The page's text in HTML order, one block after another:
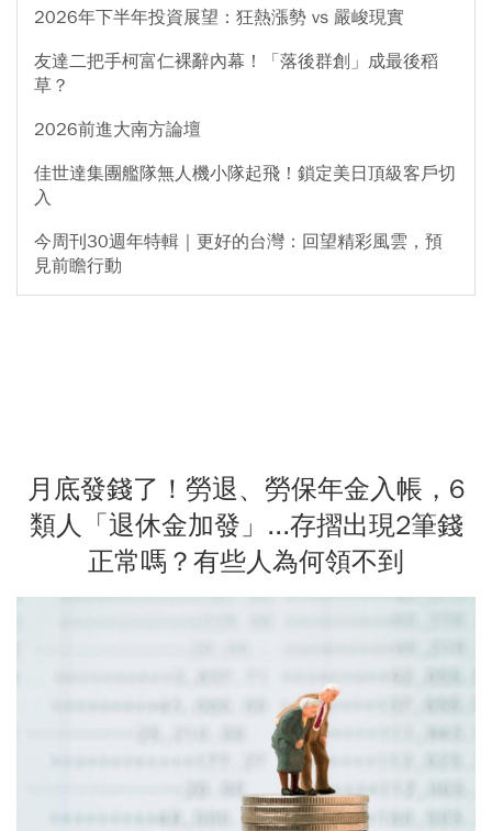
2026年下半年投資展望：狂熱漲勢 vs 嚴峻現實
友達二把手柯富仁裸辭內幕！「落後群創」成最後稻
草？
2026前進大南方論壇
佳世達集團艦隊無人機小隊起飛！鎖定美日頂級客戶切
入
今周刊30週年特輯｜更好的台灣：回望精彩風雲，預
見前瞻行動
月底發錢了！勞退、勞保年金入帳，6
類人「退休金加發」...存摺出現2筆錢
正常嗎？有些人為何領不到